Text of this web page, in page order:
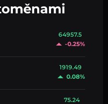
64957.5
-0.25%
1919.49
0.08%
75.24